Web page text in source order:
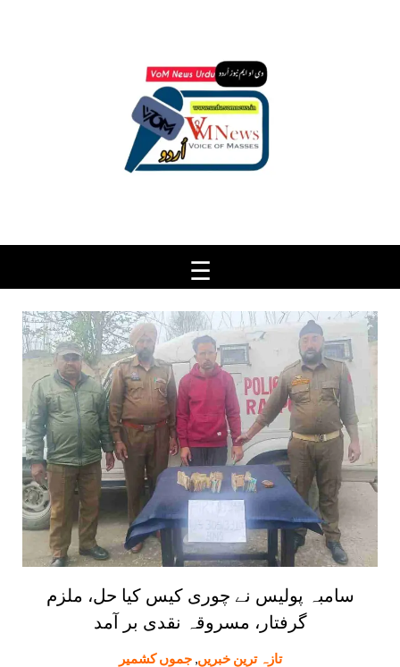
سامبہ پولیس نے چوری کیس کیا حل، ملزم
گرفتار، مسروقہ نقدی بر آمد
تازہ ترین خبریں,جموں کشمیر